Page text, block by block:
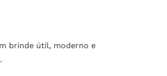
brinde útil, moderno e